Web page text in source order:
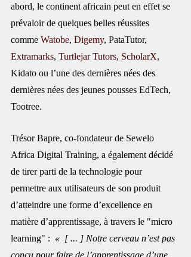
abord, le continent africain peut en effet se
prévaloir de quelques belles réussites
comme Watobe, Digemy, PataTutor,
Extramarks, Turtlejar Tutors, ScholarX,
Kidato ou l’une des dernières nées des
dernières nées des jeunes pousses EdTech,
Tootree.
Trésor Bapre, co-fondateur de Sewelo
Africa Digital Training, a également décidé
de tirer parti de la technologie pour
permettre aux utilisateurs de son produit
d’atteindre une forme d’excellence en
matière d’apprentissage, à travers le "micro
learning" : «  [ ... ] Notre cerveau n’est pas
conçu pour faire de l’apprentissage d’une